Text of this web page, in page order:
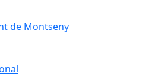
de Montseny